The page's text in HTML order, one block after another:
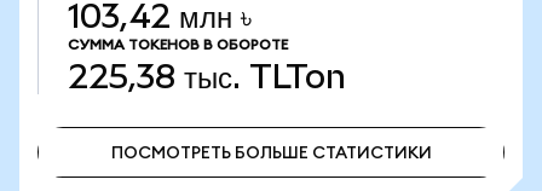
103,42 млн ৳
СУММА ТОКЕНОВ В ОБОРОТЕ
225,38 тыс. TLTon
ПОСМОТРЕТЬ БОЛЬШЕ СТАТИСТИКИ